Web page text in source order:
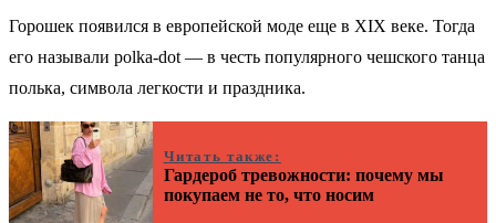
Горошек появился в европейской моде еще в XIX веке. Тогда
его называли polka-dot — в честь популярного чешского танца
полька, символа легкости и праздника.
Читать также:
Гардероб тревожности: почему мы
покупаем не то, что носим